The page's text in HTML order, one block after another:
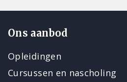
Ons aanbod
Opleidingen
Cursussen en nascholing